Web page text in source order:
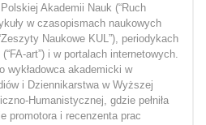
Akademii Nauk (“Ruch
w czasopismach naukowych
Naukowe KUL”), periodykach
art”) i w portalach internetowych.
wykładowca akademicki w
i Dziennikarstwa w Wyższej
Humanistycznej, gdzie pełniła
promotora i recenzenta prac